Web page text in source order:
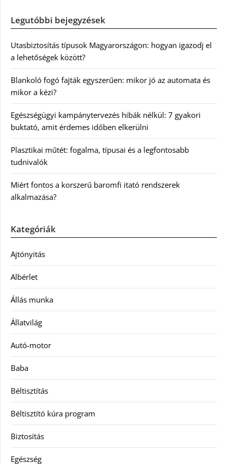
Legutóbbi bejegyzések
Utasbiztosítás típusok Magyarországon: hogyan igazodj el
a lehetőségek között?
Blankoló fogó fajták egyszerűen: mikor jó az automata és
mikor a kézi?
Egészségügyi kampánytervezés hibák nélkül: 7 gyakori
buktató, amit érdemes időben elkerülni
Plasztikai műtét: fogalma, típusai és a legfontosabb
tudnivalók
Miért fontos a korszerű baromfi itató rendszerek
alkalmazása?
Kategóriák
Ajtónyitás
Albérlet
Állás munka
Állatvilág
Autó-motor
Baba
Béltisztítás
Béltisztító kúra program
Biztosítás
Egészség